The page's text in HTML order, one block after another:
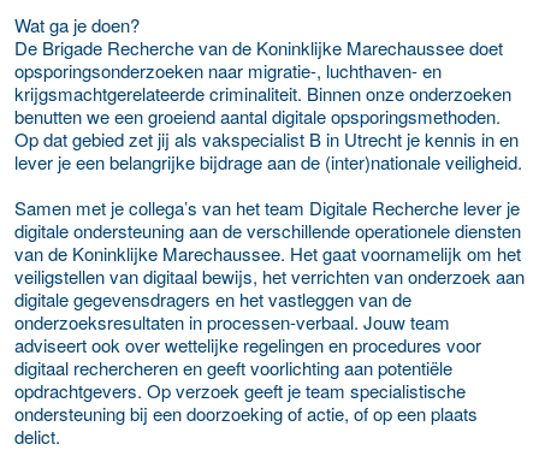
Wat ga je doen?
De Brigade Recherche van de Koninklijke Marechaussee doet
opsporingsonderzoeken naar migratie-, luchthaven- en
krijgsmachtgerelateerde criminaliteit. Binnen onze onderzoeken
benutten we een groeiend aantal digitale opsporingsmethoden.
Op dat gebied zet jij als vakspecialist B in Utrecht je kennis in en
lever je een belangrijke bijdrage aan de (inter)nationale veiligheid.
Samen met je collega’s van het team Digitale Recherche lever je
digitale ondersteuning aan de verschillende operationele diensten
van de Koninklijke Marechaussee. Het gaat voornamelijk om het
veiligstellen van digitaal bewijs, het verrichten van onderzoek aan
digitale gegevensdragers en het vastleggen van de
onderzoeksresultaten in processen-verbaal. Jouw team
adviseert ook over wettelijke regelingen en procedures voor
digitaal rechercheren en geeft voorlichting aan potentiële
opdrachtgevers. Op verzoek geeft je team specialistische
ondersteuning bij een doorzoeking of actie, of op een plaats
delict.